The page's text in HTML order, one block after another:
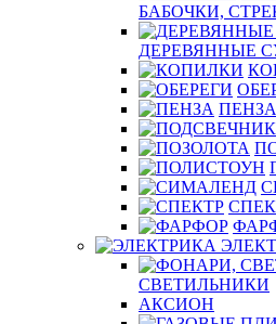
БАБОЧКИ,
ДЕРЕВЯННЫЕ
ПЕНЗА
СВЕТИЛЬНИКИ
АКСИОН